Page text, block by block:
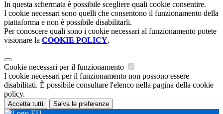
In questa schermata è possibile scegliere quali cookie consentire.
I cookie necessari sono quelli che consentono il funzionamento della
piattaforma e non è possibile disabilitarli.
Per conoscere quali sono i cookie necessari al funzionamento potete
visionare la COOKIE POLICY.
Cookie necessari per il funzionamento
I cookie necessari per il funzionamento non possono essere
disabilitati. È possibile consultare l'elenco nella pagina della cookie
policy.
Accetta tutti Salva le preferenze